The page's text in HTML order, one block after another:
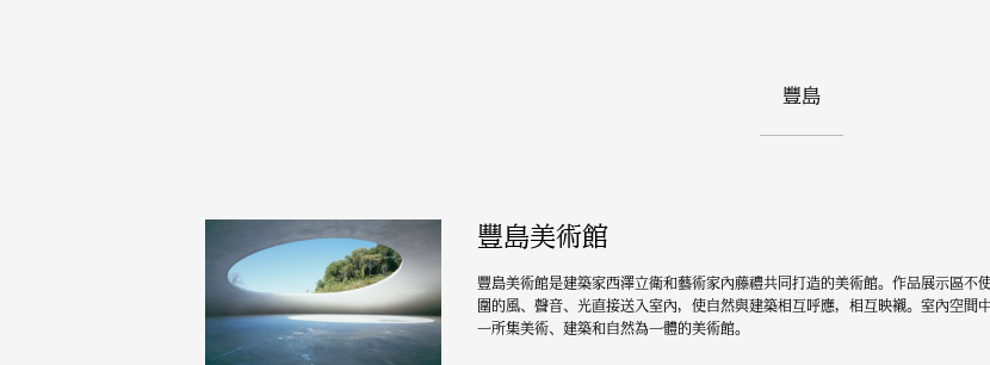
豐島
豐島美術館
豐島美術館是建築家西澤立衛和藝術家內藤禮共同打造的美術館。作品展示區不
圍的風、聲音、光直接送入室內，使自然與建築相互呼應，相互映襯。室內空
一所集美術、建築和自然為一體的美術館。